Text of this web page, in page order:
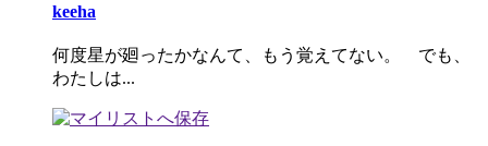
keeha
何度星が廻ったかなんて、もう覚えてない。 でも、
わたしは...